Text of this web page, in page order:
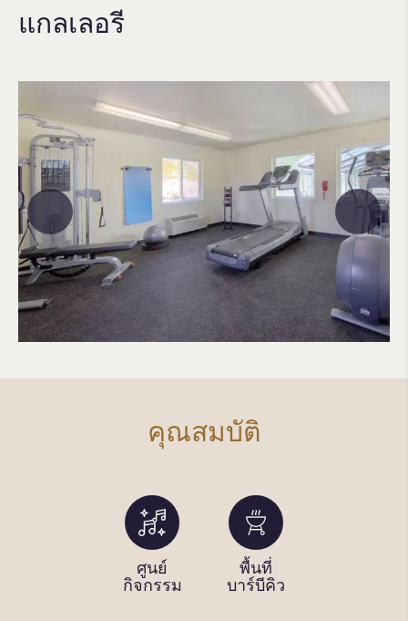
แกลเลอรี
คุณสมบัติ
ศูนย์
กิจกรรม
พื้นที่
บาร์บีคิว